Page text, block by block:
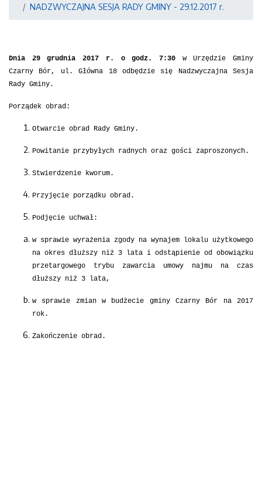
NADZWYCZAJNA SESJA RADY GMINY - 29.12.2017 r.
Dnia 29 grudnia 2017 r. o godz. 7:30w Urzędzie Gminy
Czarny Bór, ul. Główna 18 odbędzie się Nadzwyczajna Sesja
Rady Gminy.
Porządek obrad:
Otwarcie obrad Rady Gminy.
Powitanie przybyłych radnych oraz gości zaproszonych.
Stwierdzenie kworum.
Przyjęcie porządku obrad.
Podjęcie uchwał:
w sprawie wyrażenia zgody na wynajem lokalu użytkowego
na okres dłuższy niż 3 lata i odstąpienie od obowiązku
przetargowego trybu zawarcia umowy najmu na czas
dłuższy niż 3 lata,
w sprawie zmian w budżecie gminy Czarny Bór na 2017
rok.
Zakończenie obrad.